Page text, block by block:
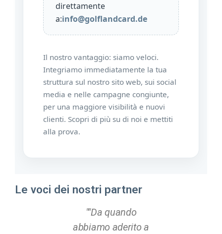
direttamente
a:info@golflandcard.de
Il nostro vantaggio: siamo veloci.
Integriamo immediatamente la tua
struttura sul nostro sito web, sui social
media e nelle campagne congiunte,
per una maggiore visibilità e nuovi
clienti. Scopri di più su di noi e mettiti
alla prova.
Le voci dei nostri partner
abbiamo aderito a
""La GolflandCard ha
ampliato